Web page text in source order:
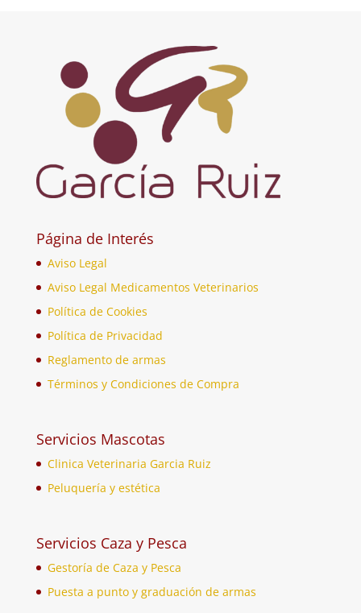
Página de Interés
Aviso Legal
Aviso Legal Medicamentos Veterinarios
Política de Cookies
Política de Privacidad
Reglamento de armas
Términos y Condiciones de Compra
Servicios Mascotas
Clinica Veterinaria Garcia Ruiz
Peluquería y estética
Servicios Caza y Pesca
Gestoría de Caza y Pesca
Puesta a punto y graduación de armas